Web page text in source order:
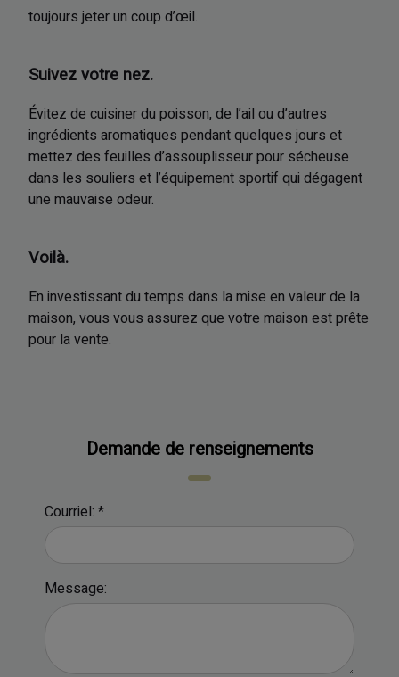
toujours jeter un coup d’œil.
Suivez votre nez.
Évitez de cuisiner du poisson, de l’ail ou d’autres
ingrédients aromatiques pendant quelques jours et
mettez des feuilles d’assouplisseur pour sécheuse
dans les souliers et l’équipement sportif qui dégagent
une mauvaise odeur.
Voilà.
En investissant du temps dans la mise en valeur de la
maison, vous vous assurez que votre maison est prête
pour la vente.
Demande de renseignements
Courriel: *
Message: